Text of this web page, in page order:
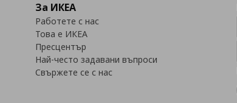
За ИКЕА
Работете с нас
Това е ИКЕА
Пресцентър
Най-често задавани въпроси
Свържете се с нас